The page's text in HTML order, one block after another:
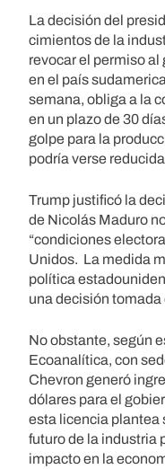
La decisión del
cimientos de la
revocar el permiso
en el país
semana, obliga a la
en un plazo de 30
golpe para la
podría verse
Trump justificó la
de Nicolás Maduro
“condiciones
Unidos. La medida
política
una decisión
No obstante, según
Ecoanalítica, con
Chevron generó
dólares para el
esta licencia plantea
futuro de la industria
impacto en la